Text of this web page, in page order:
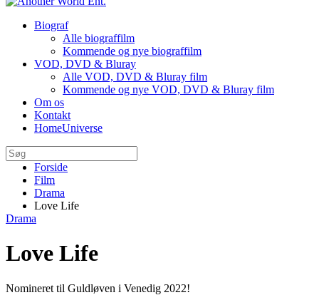
Biograf
Alle biograffilm
Kommende og nye biograffilm
VOD, DVD & Bluray
Alle VOD, DVD & Bluray film
Kommende og nye VOD, DVD & Bluray film
Om os
Kontakt
HomeUniverse
Forside
Film
Drama
Love Life
Drama
Love Life
Nomineret til Guldløven i Venedig 2022!